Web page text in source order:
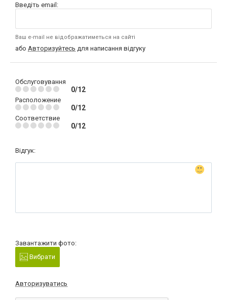
Введіть email:
Ваш e-mail не відображатиметься на сайті
або Авторизуйтесь для написання відгуку
Обслуговування
0/12
Расположение
0/12
Соответствие
0/12
Відгук:
Завантажити фото:
Вибрати
Авторизуватись